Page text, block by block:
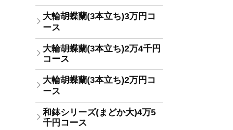
大輪胡蝶蘭(3本立ち)3万円コ
ース
大輪胡蝶蘭(3本立ち)2万4千円
コース
大輪胡蝶蘭(3本立ち)2万円コ
ース
和鉢シリーズ(まどか大)4万5
千円コース